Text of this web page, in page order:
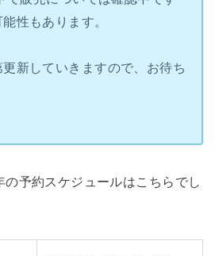
性もあります。
新していきますので、お待ち
の予約スケジュールはこちらでし